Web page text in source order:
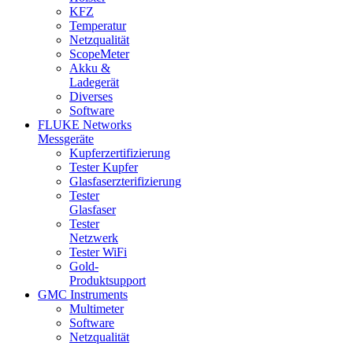
KFZ
Temperatur
Netzqualität
ScopeMeter
Akku &
Ladegerät
Diverses
Software
FLUKE Networks
Messgeräte
Kupferzertifizierung
Tester Kupfer
Glasfaserzterifizierung
Tester
Glasfaser
Tester
Netzwerk
Tester WiFi
Gold-
Produktsupport
GMC Instruments
Multimeter
Software
Netzqualität